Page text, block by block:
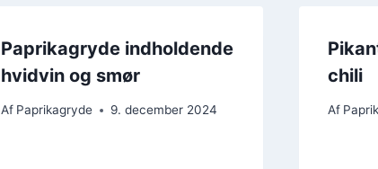
Paprikagryde indholdende
hvidvin og smør
Af Paprikagryde 9. december 2024
chili
Af